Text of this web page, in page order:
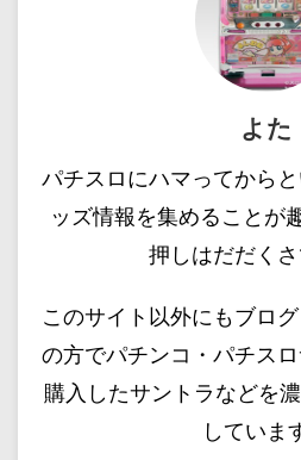
よた
パチスロにハマってから
ッズ情報を集めることが
押しはだだくさ
このサイト以外にもブロ
の方でパチンコ・パチスロ
購入したサントラなどを
していま